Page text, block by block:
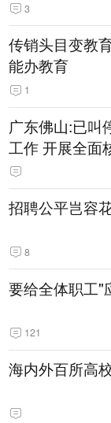
3
传销头目变教
能办教育
1
广东佛山:已叫
工作 开展全面
招聘公平岂容
8
要给全体职工"
121
海内外百所高